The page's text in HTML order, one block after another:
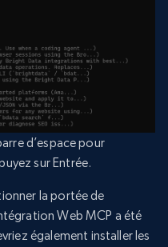
d’espace pour
sur Entrée.
la portée de
Web MCP a été
également installer les